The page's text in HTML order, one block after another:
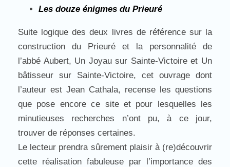
Les douze énigmes du Prieuré
Suite logique des deux livres de référence sur la
construction du Prieuré et la personnalité de
l’abbé Aubert, Un Joyau sur Sainte-Victoire et Un
bâtisseur sur Sainte-Victoire, cet ouvrage dont
l’auteur est Jean Cathala, recense les questions
que pose encore ce site et pour lesquelles les
minutieuses recherches n’ont pu, à ce jour,
trouver de réponses certaines.
Le lecteur prendra sûrement plaisir à (re)découvrir
cette réalisation fabuleuse par l’importance des